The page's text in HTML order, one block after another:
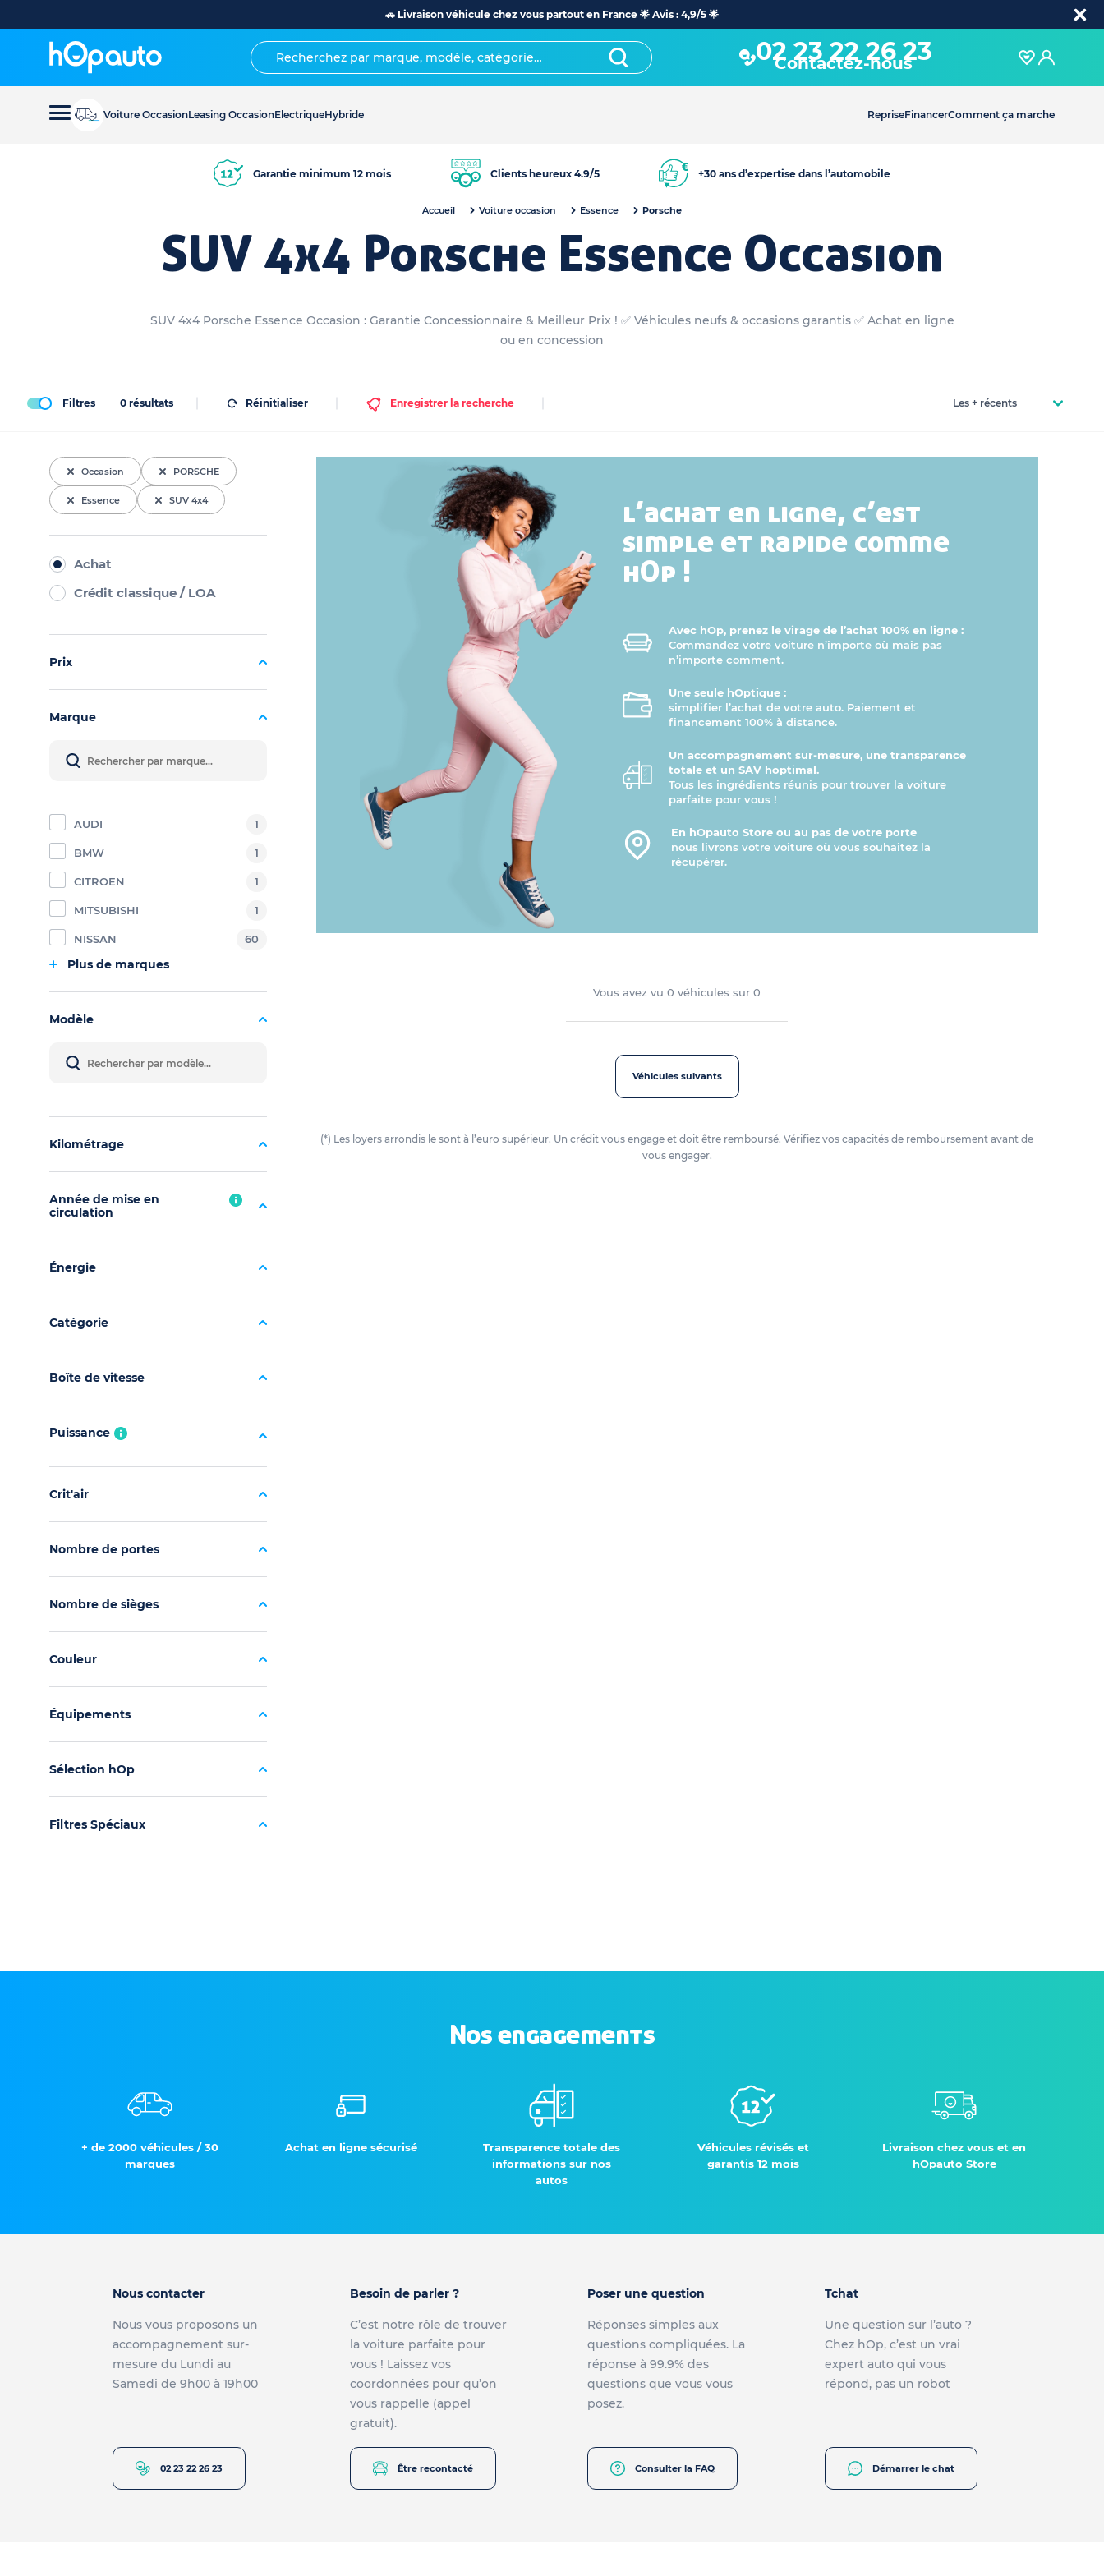
🚗 Livraison véhicule chez vous partout en France 🌟 Avis : 4,9/5 🌟
02 23 22 26 23
Contactez-nous
Voiture OccasionLeasing OccasionElectriqueHybride RepriseFinancerComment ça marche
Garantie minimum 12 mois Clients heureux 4.9/5 +30 ans d’expertise dans l’automobile
Accueil Voiture occasion Essence Porsche
SUV 4x4 Porsche Essence Occasion
SUV 4x4 Porsche Essence Occasion : Garantie Concessionnaire & Meilleur Prix ! ✅ Véhicules neufs & occasions garantis ✅ Achat en ligne
ou en concession
Filtres 0 résultats Réinitialiser Enregistrer la recherche
Occasion PORSCHE
Essence SUV 4x4
Achat
Crédit classique / LOA
Prix
Marque
AUDI 1
BMW 1
CITROEN 1
MITSUBISHI 1
NISSAN 60
Plus de marques
Modèle
Kilométrage
Année de mise en
circulation
Énergie
Catégorie
Boîte de vitesse
Puissance
Crit'air
Nombre de portes
Nombre de sièges
Couleur
Équipements
Sélection hOp
Filtres Spéciaux
l’achat en ligne, c’est
simple et rapide comme
hOp !
Avec hOp, prenez le virage de l’achat 100% en ligne :
Commandez votre voiture n’importe où mais pas
n’importe comment.
Une seule hOptique :
simplifier l’achat de votre auto. Paiement et
financement 100% à distance.
Un accompagnement sur-mesure, une transparence
totale et un SAV hoptimal.
Tous les ingrédients réunis pour trouver la voiture
parfaite pour vous !
En hOpauto Store ou au pas de votre porte
nous livrons votre voiture où vous souhaitez la
récupérer.
Vous avez vu 0véhicules sur0
Véhicules suivants
(*) Les loyers arrondis le sont à l’euro supérieur. Un crédit vous engage et doit être remboursé. Vérifiez vos capacités de remboursement avant de
vous engager.
Nos engagements
+ de 2000 véhicules / 30
marques
Achat en ligne sécurisé
Transparence totale des
informations sur nos
autos
Véhicules révisés et
garantis 12 mois
Livraison chez vous et en
hOpauto Store
Nous contacter
Nous vous proposons un
accompagnement sur-
mesure du Lundi au
Samedi de 9h00 à 19h00
02 23 22 26 23
Besoin de parler ?
C’est notre rôle de trouver
la voiture parfaite pour
vous ! Laissez vos
coordonnées pour qu’on
vous rappelle (appel
gratuit).
Être recontacté
Poser une question
Réponses simples aux
questions compliquées. La
réponse à 99.9% des
questions que vous vous
posez.
Consulter la FAQ
Tchat
Une question sur l’auto ?
Chez hOp, c’est un vrai
expert auto qui vous
répond, pas un robot
Démarrer le chat